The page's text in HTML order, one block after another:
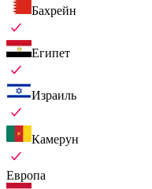
Бахрейн
Египет
Израиль
Камерун
Европа